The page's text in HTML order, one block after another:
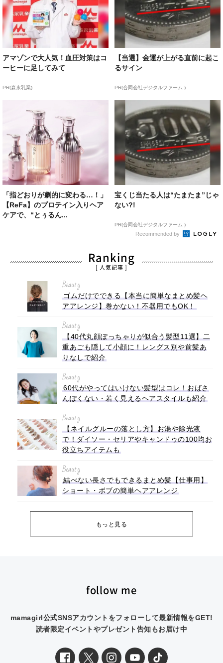
アマゾンで大人気！血圧対策はコ
ーヒーに足してみて
PR(森永乳業)
【当選】金運が上がる直前に起こ
るサイン
PR(合同会社デジタルファーム )
「指どおりが劇的に変わる…！」
【ReFa】のプロテイン入りヘア
ケアで、“とぅるん...
宝くじ当たる人は“たまたま”じゃ
ない?!
PR(合同会社デジタルファーム )
Recommended by
Ranking
[ 人気記事 ]
Beauty
ゴムだけでできる【本当に簡単なまとめ髪ヘ
アアレンジ】巻かない！不器用でもOK！
Beauty
【40代丸顔ぽっちゃりが似合う髪型11選】二
重あごも隠して小顔に！レングス別や前髪あ
りなしで紹介
Beauty
60代がやってはいけない髪型はコレ！おばさ
んぽくない・若く見えるヘアスタイルも紹介
Beauty
【ネイルグルーの落とし方】お湯や除光液
で！ダイソー・セリアやキャンドゥの100均お
役立ちアイテムも
Beauty
結べない長さでもできるまとめ髪【仕事用】
ショート・ボブの簡単ヘアアレンジ
もっと見る
follow me
mamagirl公式SNSアカウントをフォローして最新情報をGET!
読者限定イベントやプレゼント告知もお届け中